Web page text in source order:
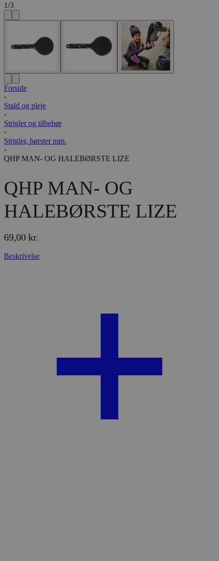
1/3
Forside
›
Stald og pleje
›
Strigler og tilbehør
›
Strigler, børster mm.
›
QHP MAN- OG HALEBØRSTE LIZE
QHP MAN- OG
HALEBØRSTE LIZE
69,00 kr.
Beskrivelse